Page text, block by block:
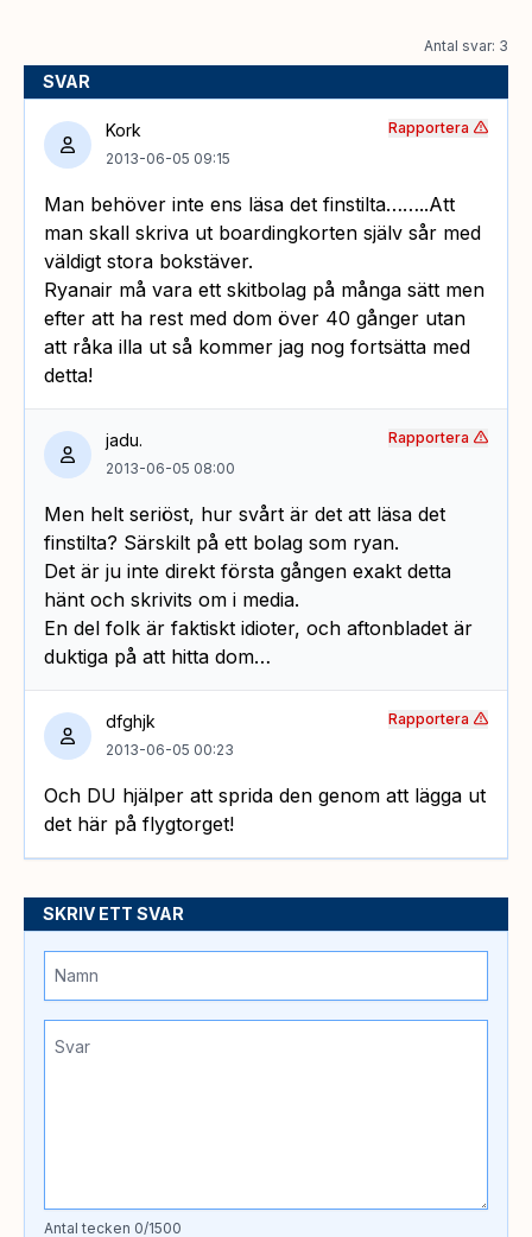
Antal svar: 3
SVAR
Kork
2013-06-05 09:15
Man behöver inte ens läsa det finstilta……..Att
man skall skriva ut boardingkorten själv sår med
väldigt stora bokstäver.
Ryanair må vara ett skitbolag på många sätt men
efter att ha rest med dom över 40 gånger utan
att råka illa ut så kommer jag nog fortsätta med
detta!
Rapportera
jadu.
2013-06-05 08:00
Men helt seriöst, hur svårt är det att läsa det
finstilta? Särskilt på ett bolag som ryan.
Det är ju inte direkt första gången exakt detta
hänt och skrivits om i media.
En del folk är faktiskt idioter, och aftonbladet är
duktiga på att hitta dom…
Rapportera
dfghjk
2013-06-05 00:23
Och DU hjälper att sprida den genom att lägga ut
det här på flygtorget!
Rapportera
SKRIV ETT SVAR
Antal tecken 0/1500